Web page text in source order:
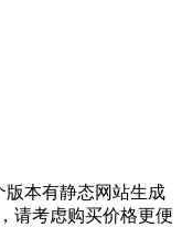
版本有静态网站生成
请考虑购买价格更便